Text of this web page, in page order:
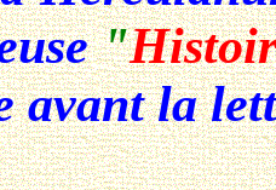
"
avant la